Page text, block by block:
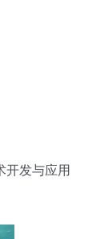
开发与应用